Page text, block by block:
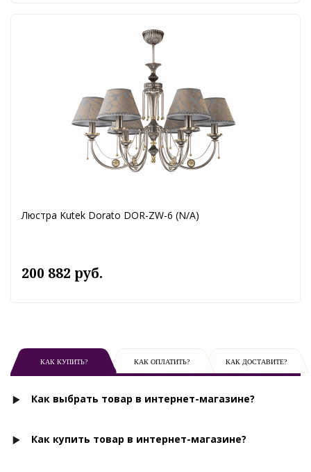
Люстра Kutek Dorato DOR-ZW-6 (N/A)
200 882 руб.
КАК КУПИТЬ? КАК ОПЛАТИТЬ? КАК ДОСТАВИТЕ?
Как выбрать товар в интернет-магазине?
Как купить товар в интернет-магазине?